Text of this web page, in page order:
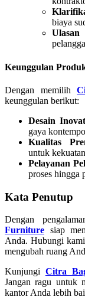
biaya
Ulasan
Keunggulan
Dengan memilih
keunggulan berikut:
Desain
gaya
Kualitas
untuk
Pelayanan
proses hingga
Kata Penutup
Dengan
Furniture siap
Anda. Hubungi
mengubah ruang
Kunjungi Citra
Jangan ragu untuk
kantor Anda lebih